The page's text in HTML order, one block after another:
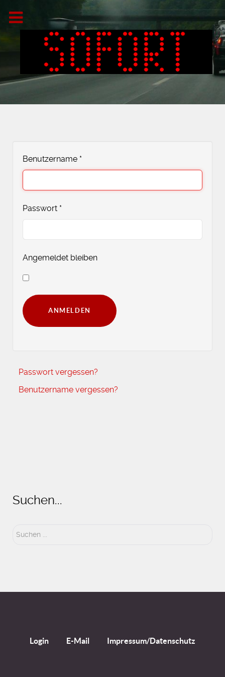
Benutzername *
Passwort *
Angemeldet bleiben
ANMELDEN
Passwort vergessen?
Benutzername vergessen?
Suchen...
Suchen
Login E-Mail Impressum/Datenschutz